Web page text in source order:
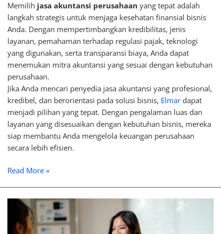
Memilih jasa akuntansi perusahaan yang tepat adalah
langkah strategis untuk menjaga kesehatan finansial bisnis
Anda. Dengan mempertimbangkan kredibilitas, jenis
layanan, pemahaman terhadap regulasi pajak, teknologi
yang digunakan, serta transparansi biaya, Anda dapat
menemukan mitra akuntansi yang sesuai dengan kebutuhan
perusahaan.
Jika Anda mencari penyedia jasa akuntansi yang profesional,
kredibel, dan berorientasi pada solusi bisnis, Elmardapat
menjadi pilihan yang tepat. Dengan pengalaman luas dan
layanan yang disesuaikan dengan kebutuhan bisnis, mereka
siap membantu Anda mengelola keuangan perusahaan
secara lebih efisien.
Read More »
Peran
Konsultan
dalam